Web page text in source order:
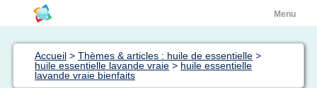
Menu
Accueil > Thèmes & articles : huile de essentielle >
huile essentielle lavande vraie > huile essentielle
lavande vraie bienfaits